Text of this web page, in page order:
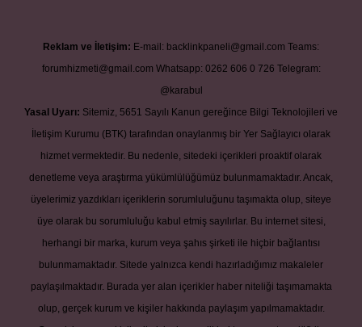
Reklam ve İletişim: E-mail: backlinkpaneli@gmail.com Teams:
forumhizmeti@gmail.com Whatsapp: 0262 606 0 726 Telegram:
@karabul
Yasal Uyarı: Sitemiz, 5651 Sayılı Kanun gereğince Bilgi Teknolojileri ve
İletişim Kurumu (BTK) tarafından onaylanmış bir Yer Sağlayıcı olarak
hizmet vermektedir. Bu nedenle, sitedeki içerikleri proaktif olarak
denetleme veya araştırma yükümlülüğümüz bulunmamaktadır. Ancak,
üyelerimiz yazdıkları içeriklerin sorumluluğunu taşımakta olup, siteye
üye olarak bu sorumluluğu kabul etmiş sayılırlar. Bu internet sitesi,
herhangi bir marka, kurum veya şahıs şirketi ile hiçbir bağlantısı
bulunmamaktadır. Sitede yalnızca kendi hazırladığımız makaleler
paylaşılmaktadır. Burada yer alan içerikler haber niteliği taşımamakta
olup, gerçek kurum ve kişiler hakkında paylaşım yapılmamaktadır.